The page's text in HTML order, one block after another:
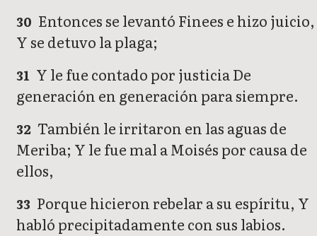
30 Entonces se levantó Finees e hizo juicio,
Y se detuvo la plaga;
31 Y le fue contado por justicia De
generación en generación para siempre.
32 También le irritaron en las aguas de
Meriba; Y le fue mal a Moisés por causa de
ellos,
33 Porque hicieron rebelar a su espíritu, Y
habló precipitadamente con sus labios.